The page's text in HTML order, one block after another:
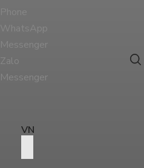
VN
Messenger
Zalo
Messenger